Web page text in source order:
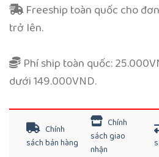
Freeship toàn quốc cho
trở lên.
Phí ship toàn quốc:
dưới 149.000VND.
Chính
sách bán hàng
Chính
sách giao
nhận